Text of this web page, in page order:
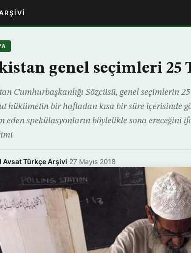
genel seçimleri 25
Cumhurbaşkanlığı Sözcüsü, genel seçimlerin
hükümetin bir haftadan kısa bir süre içerisinde
eden spekülasyonların böylelikle sona ereceğini
Avsat Türkçe Arşivi·27 Mayıs 2018